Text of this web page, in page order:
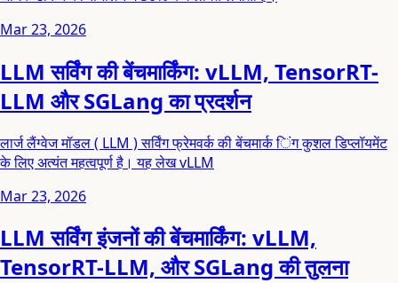
Mar 23, 2026
LLM सर्विंग की बेंचमार्किंग: vLLM, TensorRT-
LLM और SGLang का प्रदर्शन
लार्ज लैंग्वेज मॉडल ( LLM ) सर्विंग फ्रेमवर्क की बेंचमार्क िंग कुशल डिप्लॉयमेंट
के लिए अत्यंत महत्वपूर्ण है। यह लेख vLLM
Mar 23, 2026
LLM सर्विंग इंजनों की बेंचमार्किंग: vLLM,
TensorRT-LLM, और SGLang की तुलना